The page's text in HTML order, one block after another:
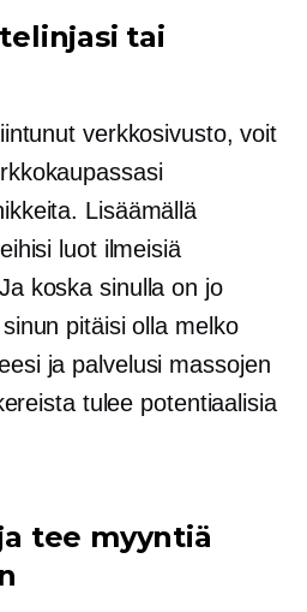
tai
verkkosivusto, voit
Lisäämällä
luot ilmeisiä
koska sinulla on jo
pitäisi olla melko
ja palvelusi massojen
tulee potentiaalisia
tee myyntiä